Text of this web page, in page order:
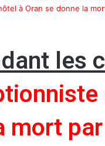
à Oran se donne la
les
mort